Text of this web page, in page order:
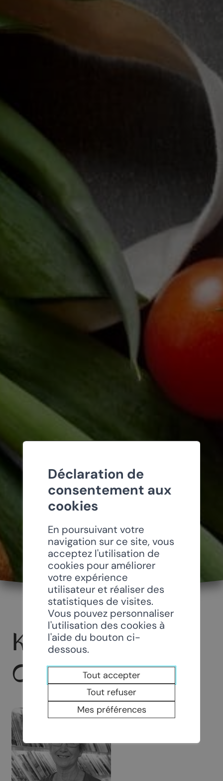
KIOSQUE DE
CHAMOSON
Déclaration de
consentement aux
cookies
En poursuivant votre
navigation sur ce site, vous
acceptez l'utilisation de
cookies pour améliorer
votre expérience
utilisateur et réaliser des
statistiques de visites.
Vous pouvez personnaliser
l'utilisation des cookies à
l'aide du bouton ci-
dessous.
Tout accepter
Tout refuser
Mes préférences